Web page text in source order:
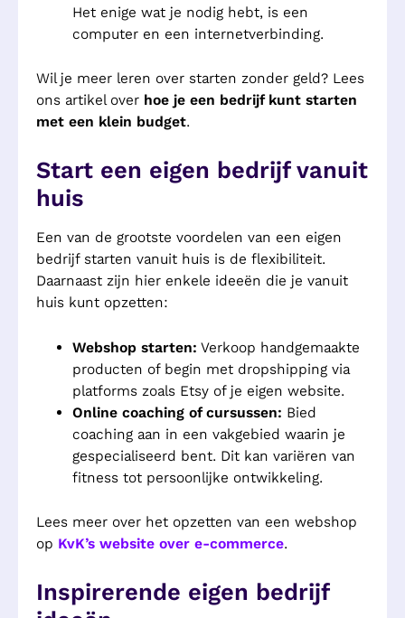
Het enige wat je nodig hebt, is een
computer en een internetverbinding.
Wil je meer leren over starten zonder geld? Lees
ons artikel over hoe je een bedrijf kunt starten
met een klein budget.
Start een eigen bedrijf vanuit
huis
Een van de grootste voordelen van een eigen
bedrijf starten vanuit huis is de flexibiliteit.
Daarnaast zijn hier enkele ideeën die je vanuit
huis kunt opzetten:
Webshop starten: Verkoop handgemaakte
producten of begin met dropshipping via
platforms zoals Etsy of je eigen website.
Online coaching of cursussen: Bied
coaching aan in een vakgebied waarin je
gespecialiseerd bent. Dit kan variëren van
fitness tot persoonlijke ontwikkeling.
Lees meer over het opzetten van een webshop
op KvK’s website over e-commerce.
Inspirerende eigen bedrijf